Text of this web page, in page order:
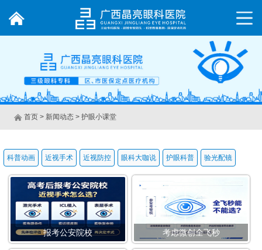
首页> 新闻动态 > 护眼小课堂
科普动画 近视手术 近视防控 眼科大咖说 护眼科普 验光配镜
报考公安院校 考虑微创全飞秒